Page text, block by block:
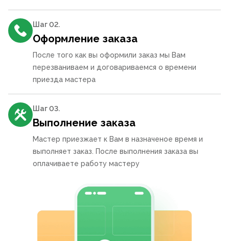
Шаг 02.
Оформление заказа
После того как вы оформили заказ мы Вам
перезваниваем и договариваемся о времени
приезда мастера
Шаг 03.
Выполнение заказа
Мастер приезжает к Вам в назначеное время и
выполняет заказ. После выполнения заказа вы
оплачиваете работу мастеру